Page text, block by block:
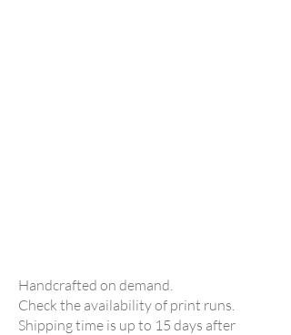
Handcrafted on demand.
Check the availability of print runs.
Shipping time is up to 15 days after